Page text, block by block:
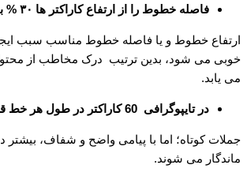
فاصله خطوط را از ارتفاع کاراکتر ها ۳۰ % بیشتر قرار دهید.
ارتفاع خطوط و یا فاصله خطوط مناسب سبب
می یابد.
در تایپوگرافی
جملات کوتاه؛ اما با پیامی واضح و شفاف،
ماندگار می شوند.